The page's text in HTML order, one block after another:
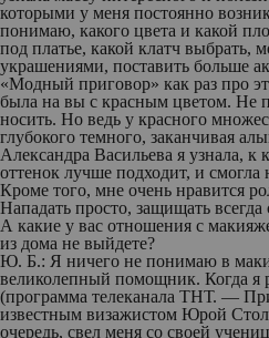
которыми у меня постоянно
понимаю, какого цвета и какой
под платье, какой клатч выбрать,
украшениями, поставить больше
«Модный приговор» как раз про
была на вы с красным цветом. Не
носить. Но ведь у красного
глубокого темного, заканчивая
Александра Васильева я узнала, к
оттенок лучше подходит, и смогла
Кроме того, мне очень нравится
Нападать просто, защищать всегда
А какие у вас отношения с
из дома не выйдете?
Ю. Б.: Я ничего не понимаю в
великолепный помощник. Когда я
(программа телеканала ТНТ. —
известным визажистом Юрой
очередь, свел меня со своей